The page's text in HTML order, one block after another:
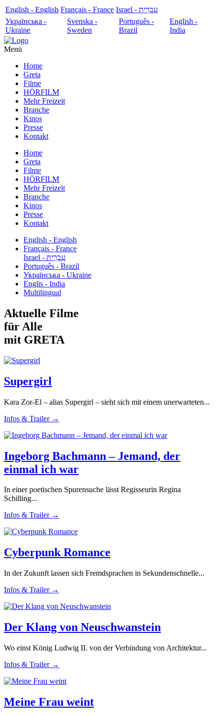
English - English Français - France
עִבְרִית - Israel
Українська -
Ukraine
Svenska -
Sweden
Português -
Brazil
English -
India
Menü
Home
Greta
Filme
HÖRFILM
Mehr Freizeit
Branche
Kinos
Presse
Kontakt
Home
Greta
Filme
HÖRFILM
Mehr Freizeit
Branche
Kinos
Presse
Kontakt
English - English
Français - France
עִבְרִית - Israel
Português - Brazil
Українська - Ukraine
Englis - India
Multilingual
Aktuelle Filme
für Alle
mit GRETA
Supergirl
Kara Zor-El – alias Supergirl – sieht sich mit einem unerwarteten...
Infos & Trailer →
Ingeborg Bachmann – Jemand, der
einmal ich war
In einer poetischen Spurensuche lässt Regisseurin Regina
Schilling...
Infos & Trailer →
Cyberpunk Romance
In der Zukunft lassen sich Fremdsprachen in Sekundenschnelle...
Infos & Trailer →
Der Klang von Neuschwanstein
Wo einst König Ludwig II. von der Verbindung von Architektur...
Infos & Trailer →
Meine Frau weint